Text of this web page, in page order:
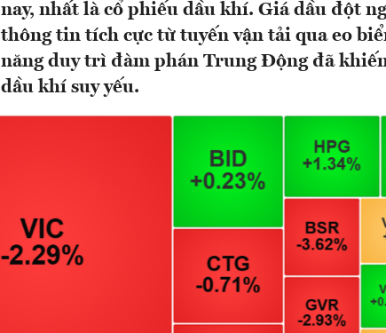
nay, nhất là cổ phiếu dầu khí. Giá dầu đột
thông tin tích cực từ tuyến vận tải qua eo
năng duy trì đàm phán Trung Động đã
dầu khí suy yếu.